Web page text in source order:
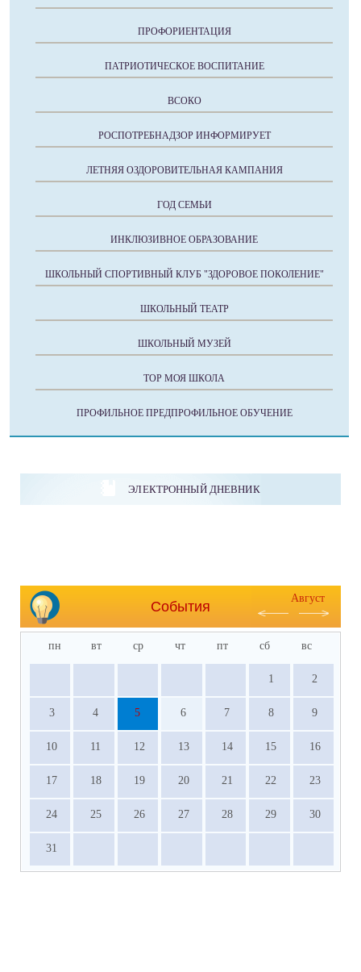
ПРОФОРИЕНТАЦИЯ
ПАТРИОТИЧЕСКОЕ ВОСПИТАНИЕ
ВСОКО
РОСПОТРЕБНАДЗОР ИНФОРМИРУЕТ
ЛЕТНЯЯ ОЗДОРОВИТЕЛЬНАЯ КАМПАНИЯ
ГОД СЕМЬИ
ИНКЛЮЗИВНОЕ ОБРАЗОВАНИЕ
ШКОЛЬНЫЙ СПОРТИВНЫЙ КЛУБ "ЗДОРОВОЕ ПОКОЛЕНИЕ"
ШКОЛЬНЫЙ ТЕАТР
ШКОЛЬНЫЙ МУЗЕЙ
ТОР МОЯ ШКОЛА
ПРОФИЛЬНОЕ ПРЕДПРОФИЛЬНОЕ ОБУЧЕНИЕ
ЭЛЕКТРОННЫЙ ДНЕВНИК
События
Август
пн вт ср чт пт сб вс
1 2
3 4 5 6 7 8 9
10 11 12 13 14 15 16
17 18 19 20 21 22 23
24 25 26 27 28 29 30
31